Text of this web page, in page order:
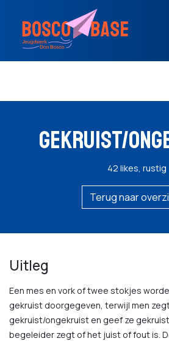
GEKRUIST/
42 likes, rustig
Terug naar
Uitleg
Een mes en vork of twee stokjes
gekruist doorgegeven, terwijl men
gekruist/ongekruist en geef ze
begeleider zegt of het juist of fout is.